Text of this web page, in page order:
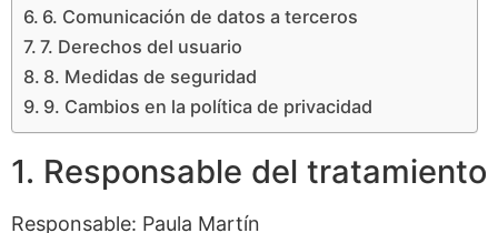
6. Comunicación de datos a terceros
7. Derechos del usuario
8. Medidas de seguridad
9. Cambios en la política de privacidad
1. Responsable del tratamiento
Responsable: Paula Martín